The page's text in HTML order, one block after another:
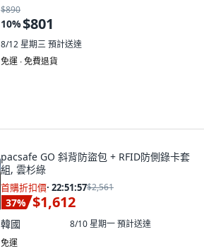
$890
10%$801
8/12 星期三預計送達
免運 ∙ 免費退貨
pacsafe GO 斜背防盜包 + RFID防側錄卡套
組, 雲杉綠
首購折扣價· 22:51:55$2,561
37% $1,612
韓國 8/10 星期一預計送達
免運